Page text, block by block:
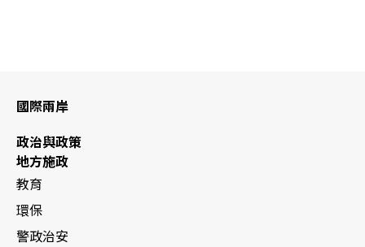
國際兩岸
政治與政策
地方施政
教育
環保
警政治安